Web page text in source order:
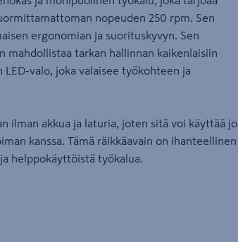
nopeuden 250 rpm. Sen
ergonomian ja suorituskyvyn. Sen
mahdollistaa tarkan hallinnan kaikenlaisiin
LED-valo, joka valaisee työkohteen ja
ilman akkua ja laturia, joten sitä voi käyttää jo
kanssa. Tämä räikkäavain on ihanteellinen
helppokäyttöistä työkalua.